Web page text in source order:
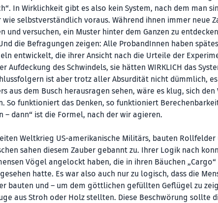
In Wirklichkeit gibt es also kein System, nach dem man
wie selbstverständlich voraus. Während ihnen immer neue
und versuchen, ein Muster hinter dem Ganzen zu
die Befragungen zeigen: Alle ProbandInnen haben
entwickelt, die ihrer Ansicht nach die Urteile der
Aufdeckung des Schwindels, sie hätten WIRKLICH das
ist aber trotz aller Absurdität nicht dümmlich,
aus dem Busch herausragen sehen, wäre es klug, sich
So funktioniert das Denken, so funktioniert
– dann“ ist die Formel, nach der wir agieren.
Weltkrieg US-amerikanische Militärs, bauten
sahen diesem Zauber gebannt zu. Ihrer Logik nach
Vögel angelockt haben, die in ihren Bäuchen
hatte. Es war also auch nur zu logisch, dass die
bauten und – um dem göttlichen gefüllten Geflügel zu
aus Stroh oder Holz stellten. Diese Beschwörung sollte